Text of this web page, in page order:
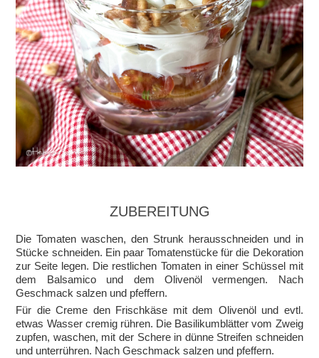
ZUBEREITUNG
Die Tomaten waschen, den Strunk herausschneiden und in
Stücke schneiden. Ein paar Tomatenstücke für die Dekoration
zur Seite legen. Die restlichen Tomaten in einer Schüssel mit
dem Balsamico und dem Olivenöl vermengen. Nach
Geschmack salzen und pfeffern.
Für die Creme den Frischkäse mit dem Olivenöl und evtl.
etwas Wasser cremig rühren. Die Basilikumblätter vom Zweig
zupfen, waschen, mit der Schere in dünne Streifen schneiden
und unterrühren. Nach Geschmack salzen und pfeffern.